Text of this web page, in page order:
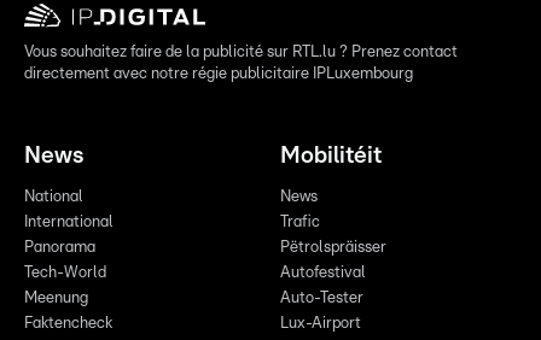
Vous souhaitez faire de la publicité sur RTL.lu ? Prenez contact
directement avec notre régie publicitaire IPLuxembourg
News
National
International
Panorama
Tech-World
Meenung
Faktencheck
Mobilitéit
News
Trafic
Pëtrolspräisser
Autofestival
Auto-Tester
Lux-Airport